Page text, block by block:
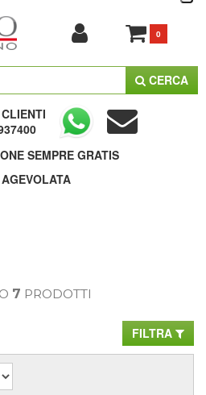
0
CERCA
SEMPRE GRATIS
7 PRODOTTI
FILTRA